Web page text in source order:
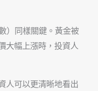
）同樣關鍵。黃金被
大幅上漲時，投資人
人可以更清晰地看出